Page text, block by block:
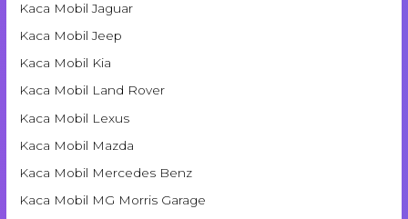
Kaca Mobil Jaguar
Kaca Mobil Jeep
Kaca Mobil Kia
Kaca Mobil Land Rover
Kaca Mobil Lexus
Kaca Mobil Mazda
Kaca Mobil Mercedes Benz
Kaca Mobil MG Morris Garage